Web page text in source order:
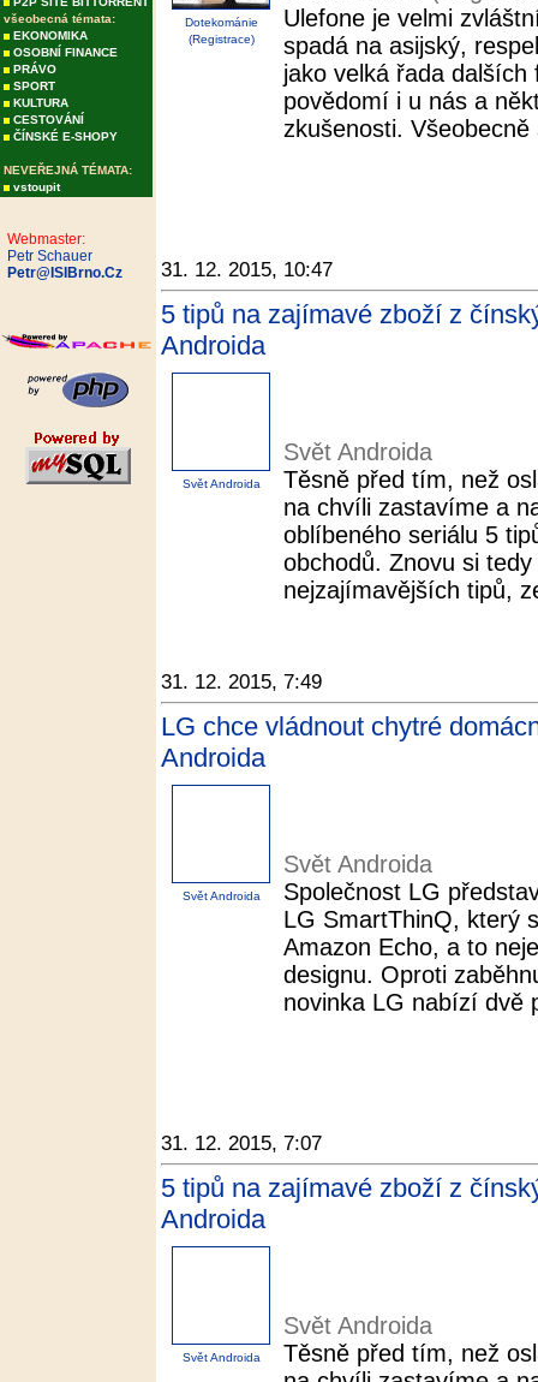
všeobecná témata:
EKONOMIKA
OSOBNÍ FINANCE
PRÁVO
SPORT
KULTURA
CESTOVÁNÍ
ČÍNSKÉ E-SHOPY
NEVEŘEJNÁ TÉMATA:
vstoupit
Webmaster:
Petr Schauer
Petr@ISIBrno.Cz
Dotekománie
(Registrace)
Ulefone je velmi
spadá na asijský,
jako velká řada
povědomí i u nás a
zkušenosti.
31. 12. 2015, 10:47
5 tipů na zajímavé zboží z
Androida
Svět Androida
Svět Androida
Těsně před tím, než
na chvíli zastavíme a
oblíbeného seriálu 5
obchodů. Znovu si
nejzajímavějších tipů,
31. 12. 2015, 7:49
LG chce vládnout chytré
Androida
Svět Androida
Svět Androida
Společnost LG
LG SmartThinQ, který
Amazon Echo, a to
designu. Oproti
novinka LG nabízí dvě
31. 12. 2015, 7:07
5 tipů na zajímavé zboží z
Androida
Svět Androida
Svět Androida
Těsně před tím, než